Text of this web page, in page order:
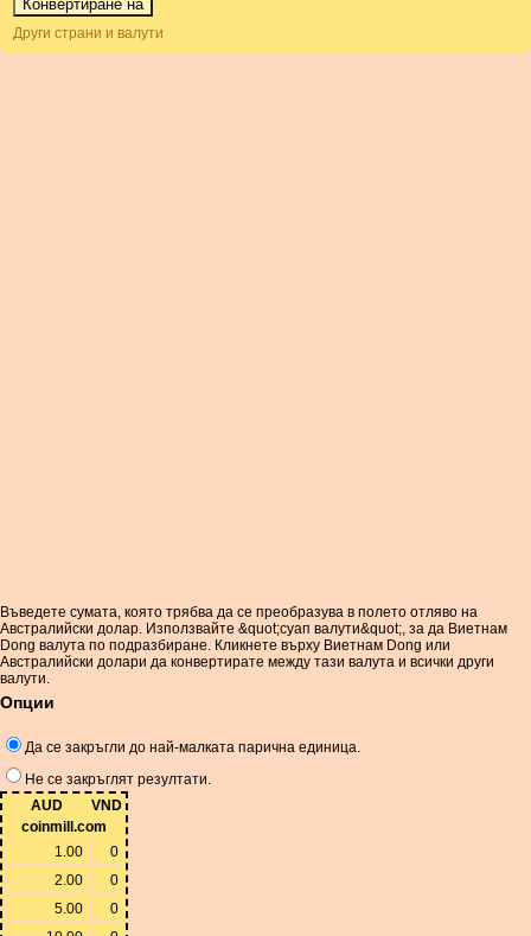
Други страни и валути
Въведете сумата, която трябва да се преобразува в полето отляво на
Австралийски долар. Използвайте &quot;суап валути&quot;, за да Виетнам
Dong валута по подразбиране. Кликнете върху Виетнам Dong или
Австралийски долари да конвертирате между тази валута и всички други
валути.
Опции
Да се ​​закръгли до най-малката парична единица.
Не се закръглят резултати.
AUD
VND
coinmill.com
1.00
0
2.00
0
5.00
0